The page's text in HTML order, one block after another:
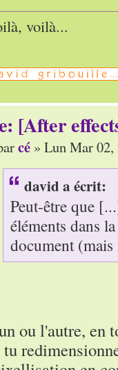
voilà...
[After
cé » Lun Mar 02,
david a écrit:
Peut-être que
éléments dans
document
ou l'autre, en